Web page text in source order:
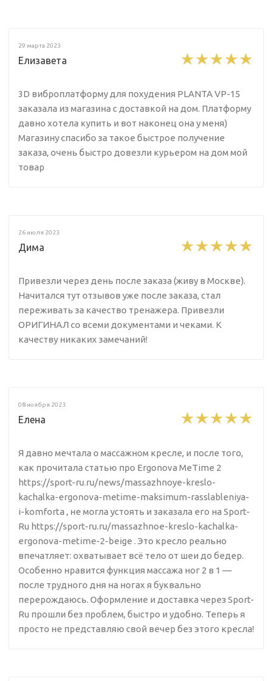
29 марта 2023
Елизавета
3D виброплатформу для похудения PLANTA VP-15
заказала из магазина с доставкой на дом. Платформу
давно хотела купить и вот наконец она у меня)
Магазину спасибо за такое быстрое получение
заказа, очень быстро довезли курьером на дом мой
товар
26 июля 2023
Дима
Привезли через день после заказа (живу в Москве).
Начитался тут отзывов уже после заказа, стал
переживать за качество тренажера. Привезли
ОРИГИНАЛ со всеми документами и чеками. К
качеству никаких замечаний!
08 ноября 2023
Елена
Я давно мечтала о массажном кресле, и после того,
как прочитала статью про Ergonova MeTime 2
https://sport-ru.ru/news/massazhnoye-kreslo-
kachalka-ergonova-metime-maksimum-rasslableniya-
i-komforta , не могла устоять и заказала его на Sport-
Ru https://sport-ru.ru/massazhnoe-kreslo-kachalka-
ergonova-metime-2-beige . Это кресло реально
впечатляет: охватывает всё тело от шеи до бедер.
Особенно нравится функция массажа ног 2 в 1 —
после трудного дня на ногах я буквально
перерождаюсь. Оформление и доставка через Sport-
Ru прошли без проблем, быстро и удобно. Теперь я
просто не представляю свой вечер без этого кресла!